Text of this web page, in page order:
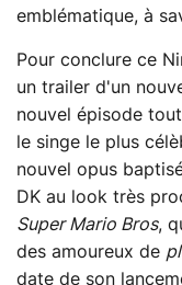
emblématique, à
Pour conclure ce
un trailer d'un
nouvel épisode
le singe le plus
nouvel opus
DK au look très
Super Mario Bros,
des amoureux de
date de son